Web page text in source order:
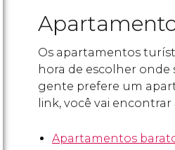
Os apartamentos
hora de escolher
gente prefere um
link, você vai
Apartamentos